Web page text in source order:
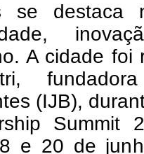
se destaca
A cidade foi
(IJB),
Summit
e 20 de